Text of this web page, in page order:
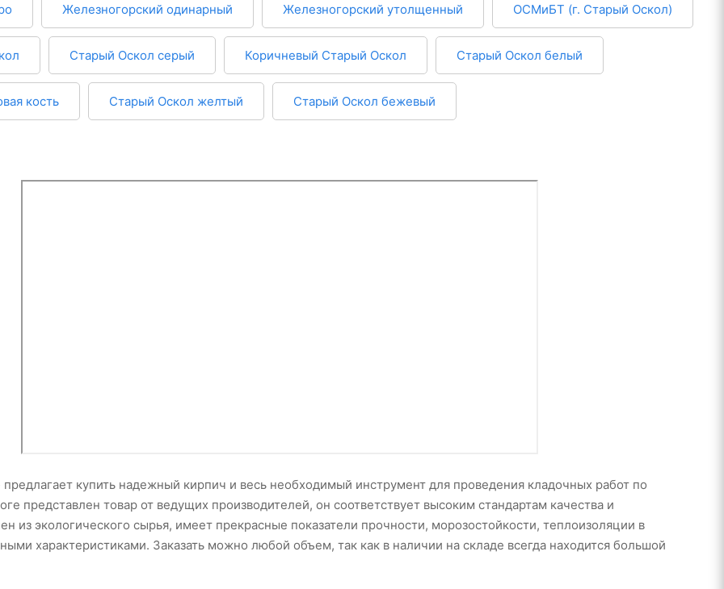
Железногорский одинарный Железногорский утолщенный ОСМиБТ (г. Старый Оскол)
Старый Оскол серый Коричневый Старый Оскол Старый Оскол белый
кость Старый Оскол желтый Старый Оскол бежевый
купить надежный кирпич и весь необходимый инструмент для проведения кладочных работ по
представлен товар от ведущих производителей, он соответствует высоким стандартам качества и
из экологического сырья, имеет прекрасные показатели прочности, морозостойкости, теплоизоляции в
характеристиками. Заказать можно любой объем, так как в наличии на складе всегда находится большой